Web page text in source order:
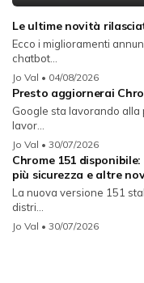
Le ultime novità
Ecco i miglioramenti
chatbot...
Jo Val • 04/08/2026
Presto aggiornerai
Google sta lavorando
lavor...
Jo Val • 30/07/2026
Chrome 151
più sicurezza e altre
La nuova versione 151
distri...
Jo Val • 30/07/2026